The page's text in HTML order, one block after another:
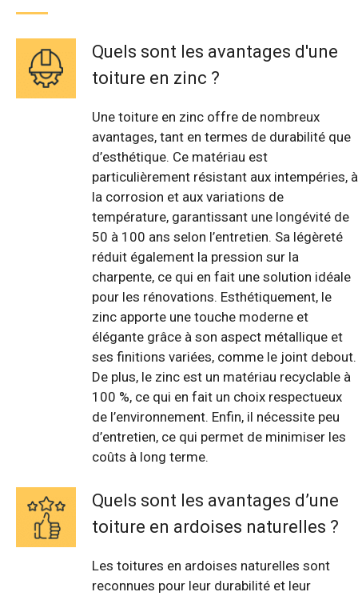
Quels sont les avantages d'une
toiture en zinc ?
Une toiture en zinc offre de nombreux
avantages, tant en termes de durabilité que
d’esthétique. Ce matériau est
particulièrement résistant aux intempéries, à
la corrosion et aux variations de
température, garantissant une longévité de
50 à 100 ans selon l’entretien. Sa légèreté
réduit également la pression sur la
charpente, ce qui en fait une solution idéale
pour les rénovations. Esthétiquement, le
zinc apporte une touche moderne et
élégante grâce à son aspect métallique et
ses finitions variées, comme le joint debout.
De plus, le zinc est un matériau recyclable à
100 %, ce qui en fait un choix respectueux
de l’environnement. Enfin, il nécessite peu
d’entretien, ce qui permet de minimiser les
coûts à long terme.
Quels sont les avantages d’une
toiture en ardoises naturelles ?
Les toitures en ardoises naturelles sont
reconnues pour leur durabilité et leur